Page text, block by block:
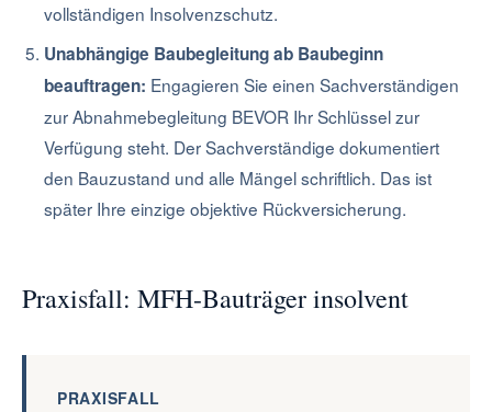
vollständigen Insolvenzschutz.
Unabhängige Baubegleitung ab Baubeginn
beauftragen: Engagieren Sie einen Sachverständigen
zur Abnahmebegleitung BEVOR Ihr Schlüssel zur
Verfügung steht. Der Sachverständige dokumentiert
den Bauzustand und alle Mängel schriftlich. Das ist
später Ihre einzige objektive Rückversicherung.
Praxisfall: MFH-Bauträger insolvent
PRAXISFALL